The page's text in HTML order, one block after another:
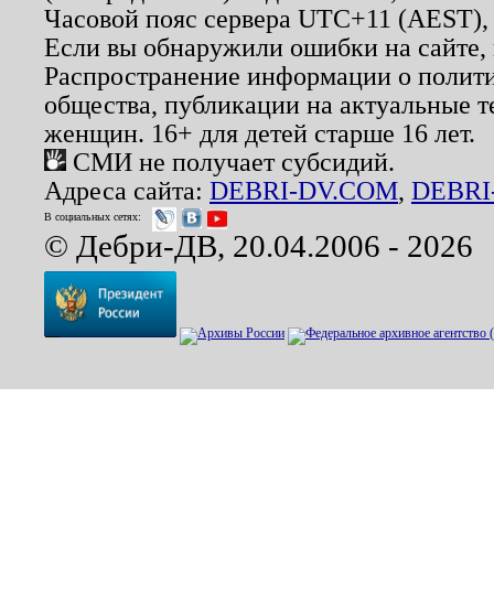
Часовой пояс сервера UTC+11
Если вы обнаружили ошибки на
Распространение информации о
общества, публикации на актуальные
женщин. 16+ для детей старше 16 лет.
СМИ не получает субсидий.
Адреса сайта: DEBRI-DV.COM,
В социальных сетях:
© Дебри-ДВ, 20.04.2006 - 2026